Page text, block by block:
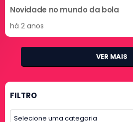
Novidade no mundo da bola
há 2 anos
VER MAIS
FILTRO